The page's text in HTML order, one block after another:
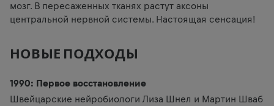
мозг. В пересаженных тканях растут аксоны
центральной нервной системы. Настоящая сенсация!
НОВЫЕ ПОДХОДЫ
1990: Первое восстановление
Швейцарские нейробиологи Лиза Шнел и Мартин Шваб